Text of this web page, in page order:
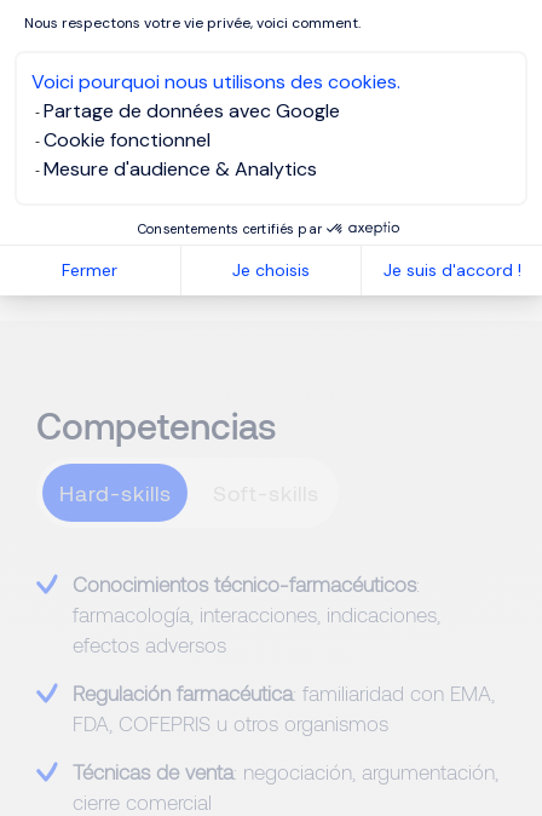
Nous respectons votre vie privée, voici comment.
Voici pourquoi nous utilisons des cookies.
Partage de données avec Google
Cookie fonctionnel
Mesure d'audience & Analytics
Consentements certifiés par
Fermer Je choisis Je suis d'accord !
Colaborar estrechamente con los equipos de
comerciales y promocionaleseficaces.
Comunicar al equipo interno el feedback de
clientes, evolución del mercado y oportunidades de
Competencias
Hard-skills
Conocimientos técnico-farmacéuticos:
farmacología, interacciones, indicaciones,
efectos adversos
Regulación farmacéutica: familiaridad con EMA,
FDA, COFEPRIS u otros organismos
Técnicas de venta: negociación, argumentación,
cierre comercial